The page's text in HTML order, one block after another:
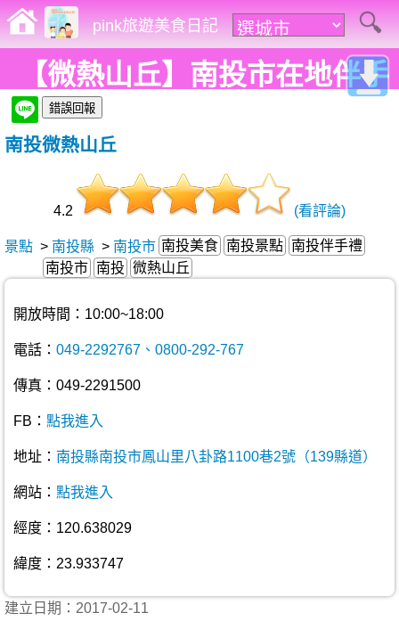
pink旅遊美食日記
【微熱山丘】南投市在地伴手
禮，金黃鳳梨酥，屬於八卦山
脈紅土的酸甜氣息!
南投微熱山丘
4.2 (看評論)
景點 > 南投縣 > 南投市 南投美食 南投景點 南投伴手禮
南投市 南投 微熱山丘
開放時間：10:00~18:00
電話： 049-2292767、0800-292-767
傳真：049-2291500
FB： 點我進入
地址： 南投縣南投市鳳山里八卦路1100巷2號（139縣道）
網站： 點我進入
經度：120.638029
緯度：23.933747
建立日期：2017-02-11